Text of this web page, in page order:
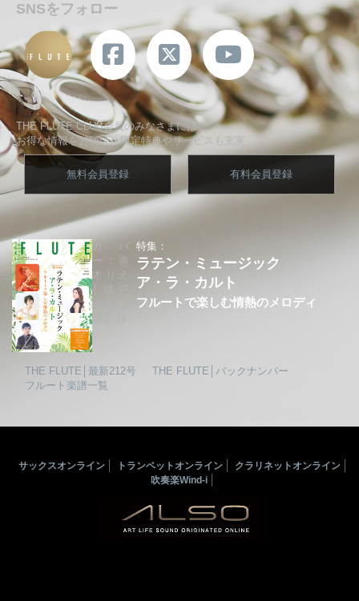
SNSをフォロー
THE FLUTE CLUB会員のみなさまには、
お得な情報をお届け、限定特典やサービスも充実
無料会員登録 有料会員登録
特集：
ラテン・ミュージック
ア・ラ・カルト
フルートで楽しむ情熱のメロディ
カバ
ー：赤
木りえ
THE FLUTE│最新212号
THE FLUTE│バックナンバー
フルート楽譜一覧
サックスオンライン トランペットオンライン
クラリネットオンライン
吹奏楽Wind-i